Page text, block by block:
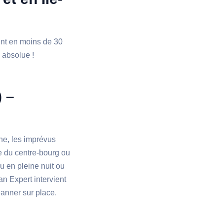
en moins de 30
!
–
les imprévus
du centre-bourg ou
en pleine nuit ou
Expert intervient
sur place.